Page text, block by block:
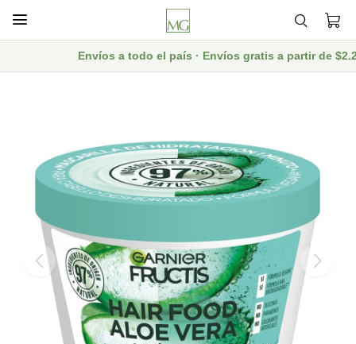

Envíos a todo el país · Envíos gratis a partir de